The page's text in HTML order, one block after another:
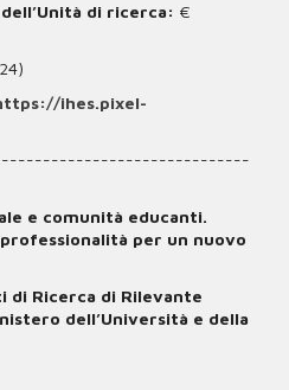
di ricerca: €
ihes.pixel-
e comunità educanti.
per un nuovo
di Ricerca di Rilevante
dell’Università e della